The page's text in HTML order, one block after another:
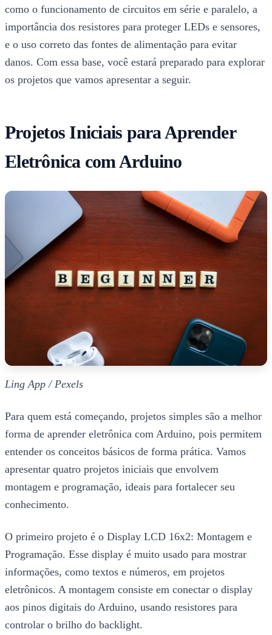
como o funcionamento de circuitos em série e paralelo, a
importância dos resistores para proteger LEDs e sensores,
e o uso correto das fontes de alimentação para evitar
danos. Com essa base, você estará preparado para explorar
os projetos que vamos apresentar a seguir.
Projetos Iniciais para Aprender
Eletrônica com Arduino
Ling App / Pexels
Para quem está começando, projetos simples são a melhor
forma de aprender eletrônica com Arduino, pois permitem
entender os conceitos básicos de forma prática. Vamos
apresentar quatro projetos iniciais que envolvem
montagem e programação, ideais para fortalecer seu
conhecimento.
O primeiro projeto é o Display LCD 16x2: Montagem e
Programação. Esse display é muito usado para mostrar
informações, como textos e números, em projetos
eletrônicos. A montagem consiste em conectar o display
aos pinos digitais do Arduino, usando resistores para
controlar o brilho do backlight.